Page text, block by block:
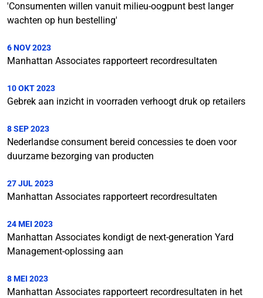
'Consumenten willen vanuit milieu-oogpunt best langer
wachten op hun bestelling'
6 NOV 2023
Manhattan Associates rapporteert recordresultaten
10 OKT 2023
Gebrek aan inzicht in voorraden verhoogt druk op retailers
8 SEP 2023
Nederlandse consument bereid concessies te doen voor
duurzame bezorging van producten
27 JUL 2023
Manhattan Associates rapporteert recordresultaten
24 MEI 2023
Manhattan Associates kondigt de next-generation Yard
Management-oplossing aan
8 MEI 2023
Manhattan Associates rapporteert recordresultaten in het